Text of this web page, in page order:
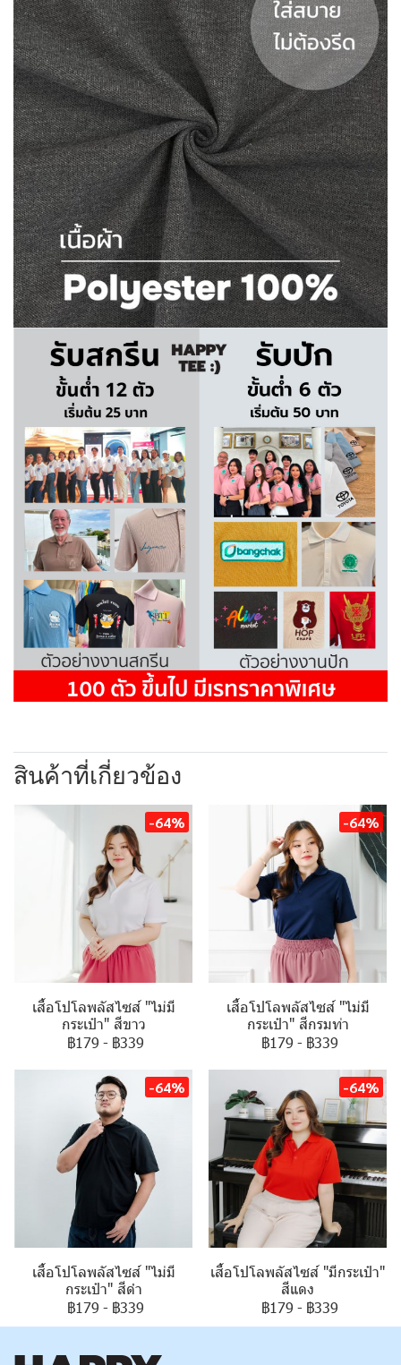
สินค้าที่เกี่ยวข้อง
-64%
เสื้อโปโลพลัสไซส์ "ไม่มี
กระเป๋า" สีขาว
฿179 - ฿339
-64%
เสื้อโปโลพลัสไซส์ "ไม่มี
กระเป๋า" สีกรมท่า
฿179 - ฿339
-64%
เสื้อโปโลพลัสไซส์ "ไม่มี
กระเป๋า" สีดำ
฿179 - ฿339
-64%
เสื้อโปโลพลัสไซส์ "มีกระเป๋า"
สีแดง
฿179 - ฿339